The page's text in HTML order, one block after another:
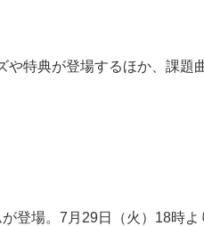
や特典が登場するほか、課題
登場。7月29日（火）18時よ